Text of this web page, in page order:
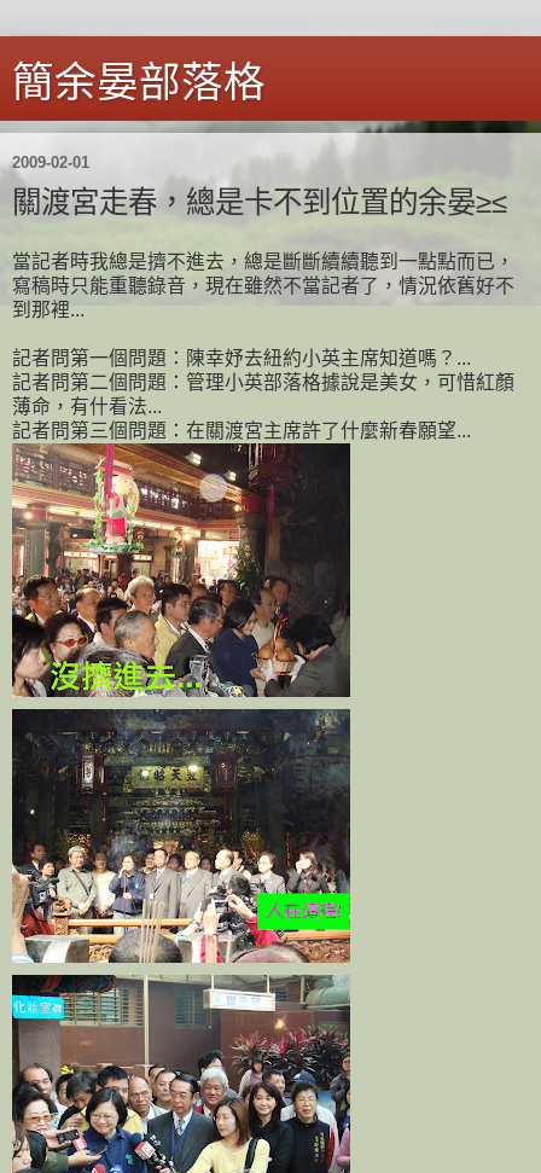
簡余晏部落格
2009-02-01
關渡宮走春，總是卡不到位置的余晏≥≤
當記者時我總是擠不進去，總是斷斷續續聽到一點點而已，
寫稿時只能重聽錄音，現在雖然不當記者了，情況依舊好不
到那裡...
記者問第一個問題：陳幸妤去紐約小英主席知道嗎？...
記者問第二個問題：管理小英部落格據說是美女，可惜紅顏
薄命，有什看法...
記者問第三個問題：在關渡宮主席許了什麼新春願望...